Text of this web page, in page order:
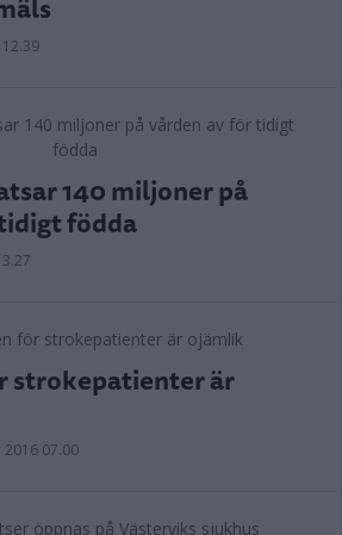
140 miljoner på
födda
strokepatienter är
07.00